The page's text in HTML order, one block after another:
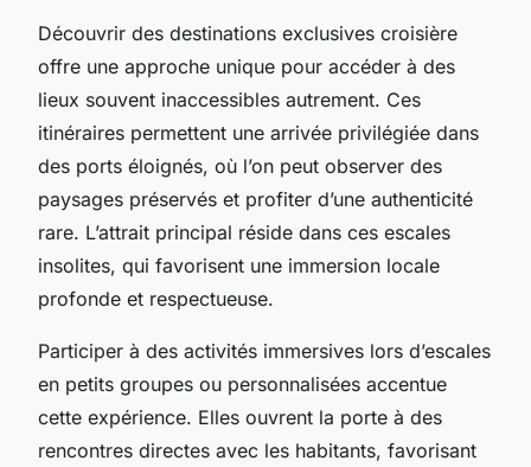
Découvrir des destinations exclusives croisière
offre une approche unique pour accéder à des
lieux souvent inaccessibles autrement. Ces
itinéraires permettent une arrivée privilégiée dans
des ports éloignés, où l’on peut observer des
paysages préservés et profiter d’une authenticité
rare. L’attrait principal réside dans ces escales
insolites, qui favorisent une immersion locale
profonde et respectueuse.
Participer à des activités immersives lors d’escales
en petits groupes ou personnalisées accentue
cette expérience. Elles ouvrent la porte à des
rencontres directes avec les habitants, favorisant